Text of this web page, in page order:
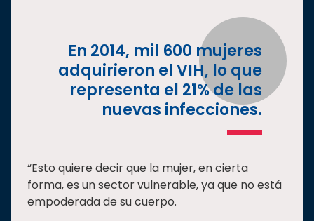
En 2014, mil 600 mujeres
adquirieron el VIH, lo que
representa el 21% de las
nuevas infecciones.
“Esto quiere decir que la mujer, en cierta
forma, es un sector vulnerable, ya que no está
empoderada de su cuerpo.